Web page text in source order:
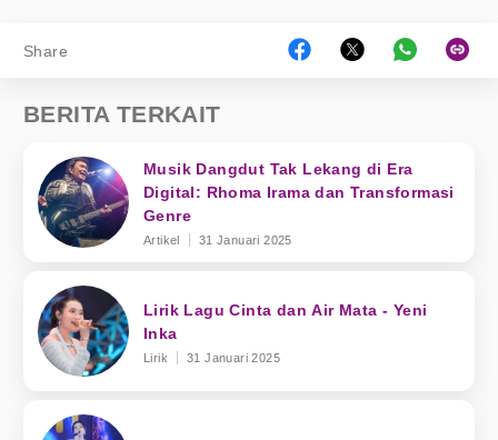
Share
BERITA TERKAIT
Musik Dangdut Tak Lekang di Era
Digital: Rhoma Irama dan Transformasi
Genre
Artikel 31 Januari 2025
Lirik Lagu Cinta dan Air Mata - Yeni
Inka
Lirik 31 Januari 2025